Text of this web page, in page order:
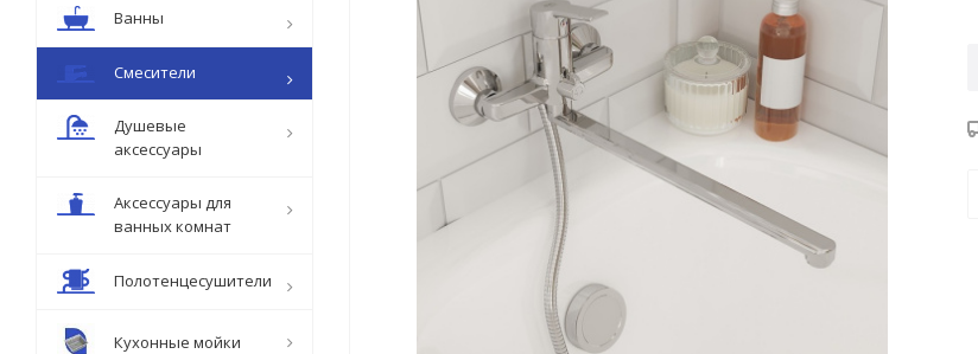
Ванны
Смесители
Душевые
аксессуары
Аксессуары для
ванных комнат
Полотенцесушители
Кухонные мойки